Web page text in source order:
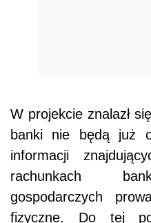
W projekcie znalazł
banki nie będą już
informacji
rachunkach
gospodarczych
fizyczne. Do tej